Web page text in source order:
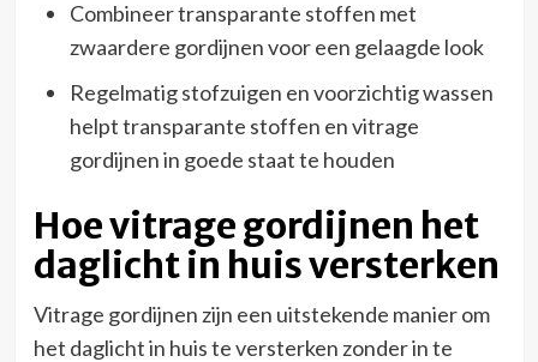
Combineer transparante stoffen met
zwaardere gordijnen voor een gelaagde look
Regelmatig stofzuigen en voorzichtig wassen
helpt transparante stoffen en vitrage
gordijnen in goede staat te houden
Hoe vitrage gordijnen het
daglicht in huis versterken
Vitrage gordijnen zijn een uitstekende manier om
het daglicht in huis te versterken zonder in te